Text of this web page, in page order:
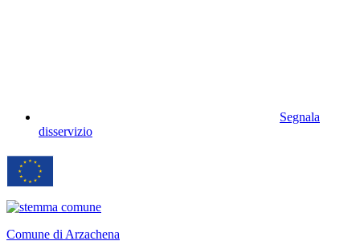
Segnala
disservizio
Comune di Arzachena